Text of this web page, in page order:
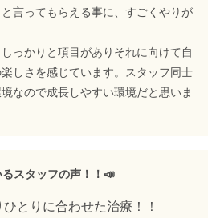
言ってもらえる事に、すごくやりが
っかりと項目がありそれに向けて自
しさを感じています。スタッフ同士
なので成長しやすい環境だと思いま
スタッフの声！！📣
とりに合わせた治療！！